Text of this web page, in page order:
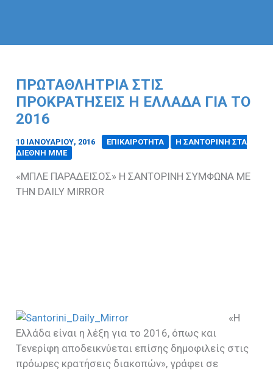
ΠΡΩΤΑΘΛΗΤΡΙΑ ΣΤΙΣ
ΠΡΟΚΡΑΤΗΣΕΙΣ Η ΕΛΛΑΔΑ ΓΙΑ ΤΟ
2016
10 ΙΑΝΟΥΑΡΊΟΥ, 2016 ΕΠΙΚΑΙΡΟΤΗΤΑ
Η ΣΑΝΤΟΡΙΝΗ ΣΤΑ
ΔΙΕΘΝΗ ΜΜΕ
«ΜΠΛΕ ΠΑΡΑΔΕΙΣΟΣ» Η ΣΑΝΤΟΡΙΝΗ ΣΥΜΦΩΝΑ ΜΕ
ΤΗΝ DAILY MIRROR
«Η
Ελλάδα είναι η λέξη για το 2016, όπως και
Τενερίφη αποδεικνύεται επίσης δημοφιλείς στις
πρόωρες κρατήσεις διακοπών», γράφει σε